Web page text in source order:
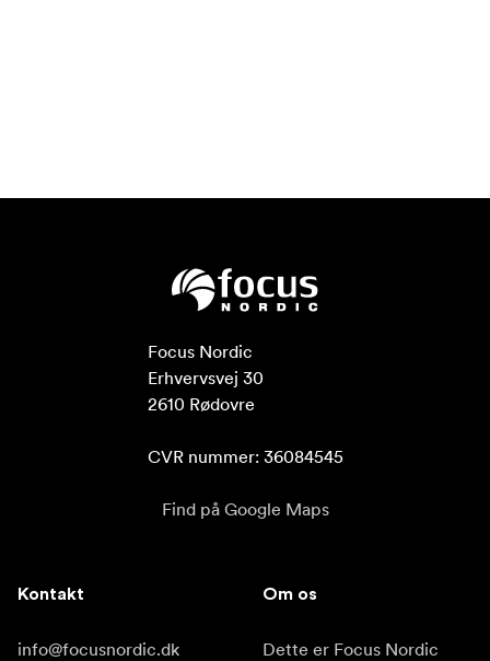
Focus Nordic
Erhvervsvej 30
2610 Rødovre
CVR nummer: 36084545
Find på Google Maps
Kontakt
info@focusnordic.dk
Om os
Dette er Focus Nordic